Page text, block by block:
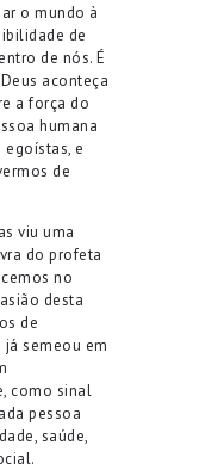
o mundo à
de
de nós. É
aconteça
a força do
humana
egoístas, e
de
viu uma
do profeta
no
desta
de
semeou em
como sinal
pessoa
, saúde,
.